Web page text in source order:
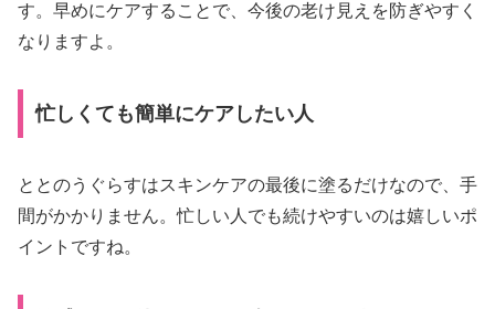
す。早めにケアすることで、今後の老け見えを防ぎやすく
なりますよ。
忙しくても簡単にケアしたい人
ととのうぐらすはスキンケアの最後に塗るだけなので、手
間がかかりません。忙しい人でも続けやすいのは嬉しいポ
イントですね。